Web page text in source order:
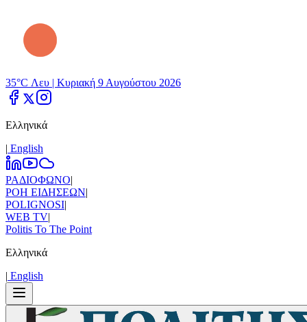
35°C Λευ | Κυριακή 9 Αυγούστου 2026
Ελληνικά
| Εnglish
ΡΑΔΙΟΦΩΝΟ|
ΡΟΗ ΕΙΔΗΣΕΩΝ|
POLIGNOSI|
WEB TV|
Politis To The Point
Ελληνικά
| Εnglish